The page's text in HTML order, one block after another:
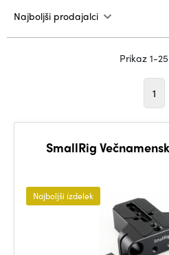
Najboljši prodajalci
Prikaz 1-
1
SmallRig
Najboljši izdelek